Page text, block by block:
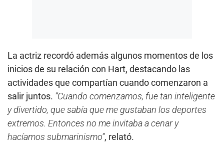
La actriz recordó además algunos momentos de los
inicios de su relación con Hart, destacando las
actividades que compartían cuando comenzaron a
salir juntos. “Cuando comenzamos, fue tan inteligente
y divertido, que sabía que me gustaban los deportes
extremos. Entonces no me invitaba a cenar y
hacíamos submarinismo”, relató.